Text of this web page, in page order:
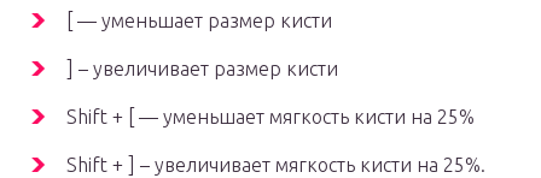
[ — уменьшает размер кисти
] – увеличивает размер кисти
Shift + [ — уменьшает мягкость кисти на 25%
Shift + ] – увеличивает мягкость кисти на 25%.